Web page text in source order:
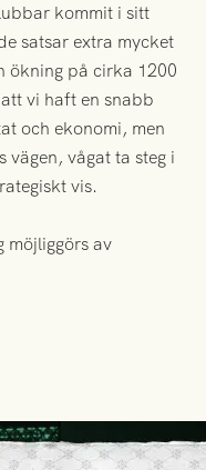
kommit i sitt
satsar extra mycket
ökning på cirka 1200
vi haft en snabb
och ekonomi, men
vågat ta steg i
vis.
möjliggörs av